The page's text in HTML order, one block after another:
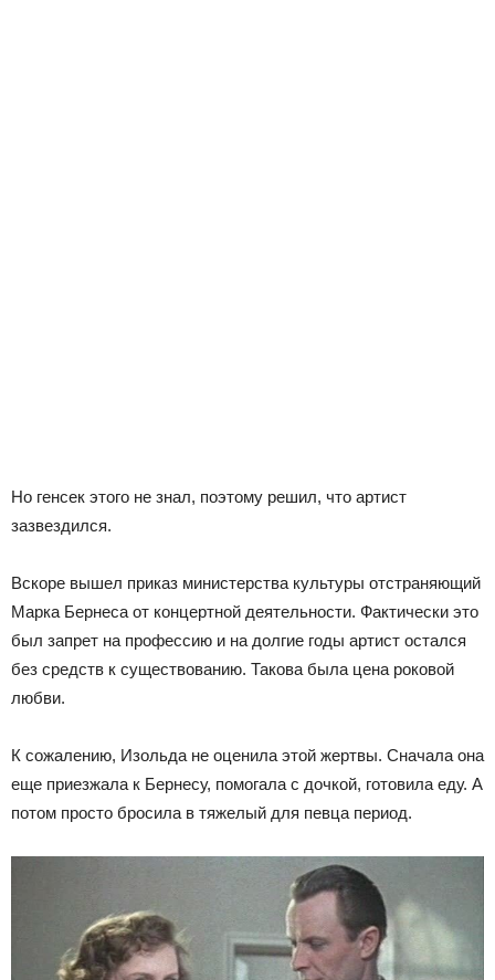
Но генсек этого не знал, поэтому решил, что артист
зазвездился.
Вскоре вышел приказ министерства культуры отстраняющий
Марка Бернеса от концертной деятельности. Фактически это
был запрет на профессию и на долгие годы артист остался
без средств к существованию. Такова была цена роковой
любви.
К сожалению, Изольда не оценила этой жертвы. Сначала она
еще приезжала к Бернесу, помогала с дочкой, готовила еду. А
потом просто бросила в тяжелый для певца период.